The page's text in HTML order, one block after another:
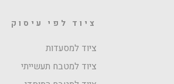
ציוד לפי עיסוק
ציוד למסעדות
ציוד למטבח תעשייתי